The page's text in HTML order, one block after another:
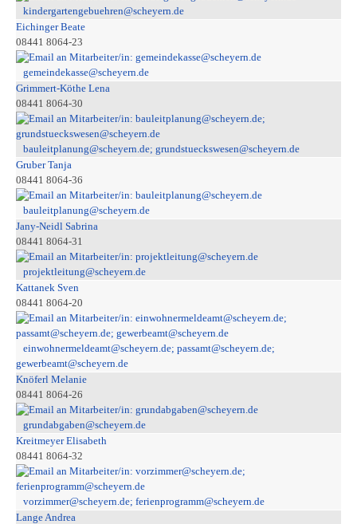
kindergartengebuehren@scheyern.de
Eichinger Beate
08441 8064-23
gemeindekasse@scheyern.de
Grimmert-Köthe Lena
08441 8064-30
bauleitplanung@scheyern.de; grundstueckswesen@scheyern.de
Gruber Tanja
08441 8064-36
bauleitplanung@scheyern.de
Jany-Neidl Sabrina
08441 8064-31
projektleitung@scheyern.de
Kattanek Sven
08441 8064-20
einwohnermeldeamt@scheyern.de; passamt@scheyern.de;
gewerbeamt@scheyern.de
Knöferl Melanie
08441 8064-26
grundabgaben@scheyern.de
Kreitmeyer Elisabeth
08441 8064-32
vorzimmer@scheyern.de; ferienprogramm@scheyern.de
Lange Andrea